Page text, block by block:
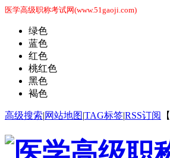
医学高级职称考试网(www.51gaoji.com)
绿色
蓝色
红色
桃红色
黑色
褐色
高级搜索|网站地图|TAG标签|RSS订阅 【